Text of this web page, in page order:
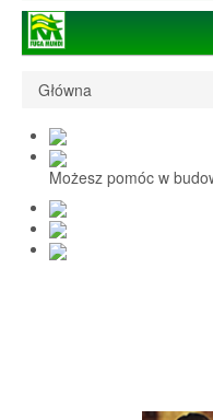
1,5% i darowizny
Nasi Beneficjenci
Ośrodek Reh-Szkol
Sprawozdania
Główna
Możesz pomóc w